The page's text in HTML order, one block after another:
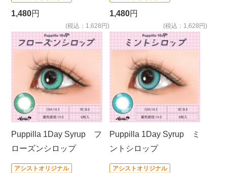
1,480円
(税込：1,628円)
1,480円
(税込：1,628円)
Puppilla 1Day Syrup フ
ローズンシロップ
アシストオリジナル
Puppilla 1Day Syrup ミ
ントシロップ
アシストオリジナル